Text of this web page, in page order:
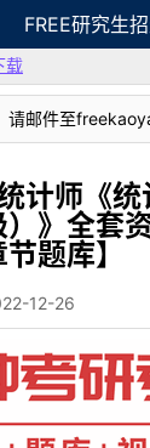
FREE研究生
专题
载
请邮件至
计师《统
》全套
题库】
12-26